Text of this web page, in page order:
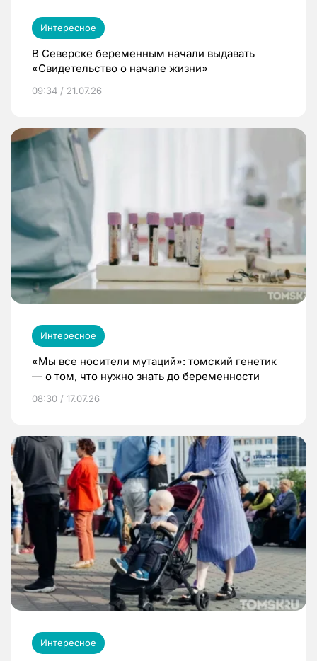
Интересное
В Северске беременным начали выдавать
«Свидетельство о начале жизни»
09:34 / 21.07.26
Интересное
«Мы все носители мутаций»: томский генетик
— о том, что нужно знать до беременности
08:30 / 17.07.26
Интересное